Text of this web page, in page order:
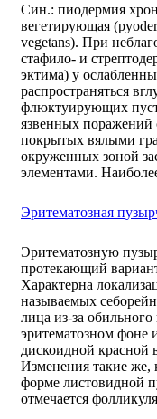
Син.: пиодермия
вегетирующая
vegetans). При
стафило- и
эктима) у
распространяться
флюктуирующих
язвенных
покрытых вялыми
окруженных зоной
элементами.
Эритематозная
Эритематозную
протекающий
Характерна
называемых
лица из-за
эритематозном фоне
дискоидной красной
Изменения такие же,
форме листовидной
отмечается